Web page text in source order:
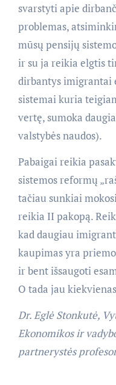
svarstyti apie
problemas,
mūsų pensijų
ir su ja reikia elgtis
dirbantys imigrantai
sistemai kuria
vertę, sumoka
valstybės naudos).
Pabaigai reikia
sistemos reformų
tačiau sunkiai
reikia II pakopą.
kad daugiau
kaupimas yra
ir bent išsaugoti
O tada jau
Dr. Eglė Stonkutė,
Ekonomikos ir
partnerystės